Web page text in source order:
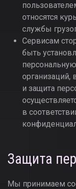
относятся
службы
Сервисам
быть
организаций,
и защита
в
Защита
Мы принимаем